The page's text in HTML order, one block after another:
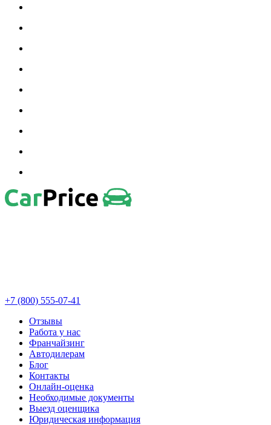
+7 (800) 555-07-41
Отзывы
Работа у нас
Франчайзинг
Автодилерам
Блог
Контакты
Онлайн-оценка
Необходимые документы
Выезд оценщика
Юридическая информация